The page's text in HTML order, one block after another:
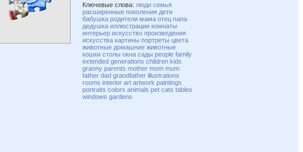
Ключевые слова: люди семья
расширенные поколения дети
бабушка родители мама отец папа
дедушка иллюстрации комнаты
интерьер искусство произведения
искусства картины портреты цвета
животные домашние животные
кошки столы окна сады people family
extended generations children kids
granny parents mother mom mum
father dad grandfather illustrations
rooms interior art artwork paintings
portraits colors animals pet cats tables
windows gardens